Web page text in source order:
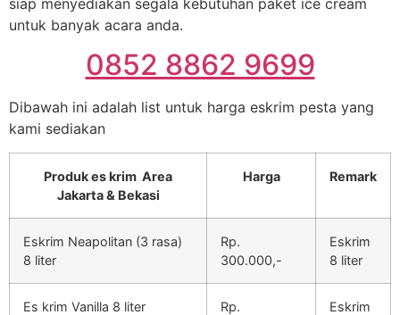
untuk banyak acara anda.
0852 8862 9699
Dibawah ini adalah list untuk harga eskrim pesta yang
kami sediakan
Produk es krim Area
Jakarta & Bekasi
Harga Remark
Eskrim Neapolitan (3 rasa)
8 liter
Rp.
300.000,-
Eskrim
8 liter
Es krim Vanilla 8 liter
Rp.
Eskrim